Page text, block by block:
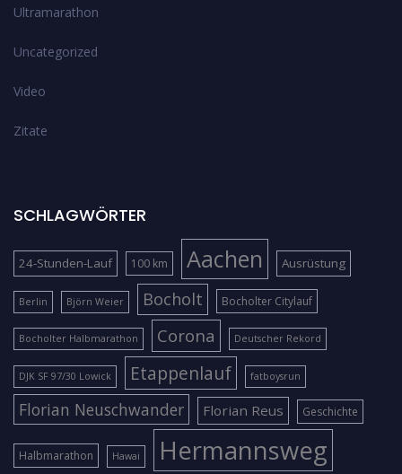
Ultramarathon
Uncategorized
Video
Zitate
SCHLAGWÖRTER
24-Stunden-Lauf 100 km Aachen Ausrüstung
Berlin Björn Weier Bocholt Bocholter Citylauf
Bocholter Halbmarathon Corona Deutscher Rekord
DJK SF 97/30 Lowick Etappenlauf fatboysrun
Florian Neuschwander Florian Reus Geschichte
Halbmarathon Hawai Hermannsweg